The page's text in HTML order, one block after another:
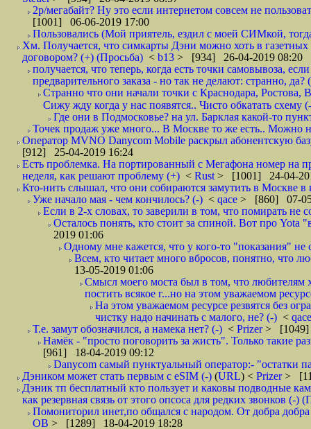
2р/мегабайт? Ну это если интернетом совсем не
[1001] 06-06-2019 17:00
Пользовались (Мой приятель, ездил с моей СИМкой,
Хм. Получается, что симкарты Дэни можно хоть в газетных
договором? (+) (Просьба) < b13 > [934] 26-04-2019 08:20
получается, что теперь, когда есть точки самовывоза,
предварительного заказа - но так не делают: странно, да?
Странно что они начали точки с Краснодара,
Сижу жду когда у нас появятся.. Чисто обкатать схему
Где они в Подмосковье? на ул. Барклая какой-то
Точек продаж уже много... В Москве то же есть.. Можно
Оператор MVNO Danycom Mobile раскрыл абонентскую
[912] 25-04-2019 16:24
Есть проблемка. На портированный с Мегафона номер на
неделя, как решают проблему (+) < Rust > [1001] 24-04-
Кто-нить слышал, что они собираются замутить в Москве в
Уже начало мая - чем кончилось? (-) < qace > [860] 07-
Если в 2-х словах, то заверили в том, что помирать не
Осталось понять, кто стоит за спиной. Вот про Yota
2019 01:06
Одному мне кажется, что у кого-то "показания" не
Всем, кто читает много вбросов, понятно, что
13-05-2019 01:06
Смысл моего моста был в том, что любителям
постить всякое г...но на этом уважаемом
На этом уважаемом ресурсе резвятся без
чистку надо начинать с малого, не? (-) <
Т.е. замут обозначился, а намека нет? (-) < Prizer> [1049]
Намёк - "просто поговорить за жисть". Только такие
[961] 18-04-2019 09:12
Danycom самый пунктуальный оператор:- "остатки
Дэником может стать первым с еSIM (-) (URL) < Prizer>
Дэник тп бесплатный кто пользует и каковы подводные
как резервная связь от этого опсоса для редких звонков (-)
Помониторил инет,по общался с народом. От добра
ОВ > [1289] 18-04-2019 18:28